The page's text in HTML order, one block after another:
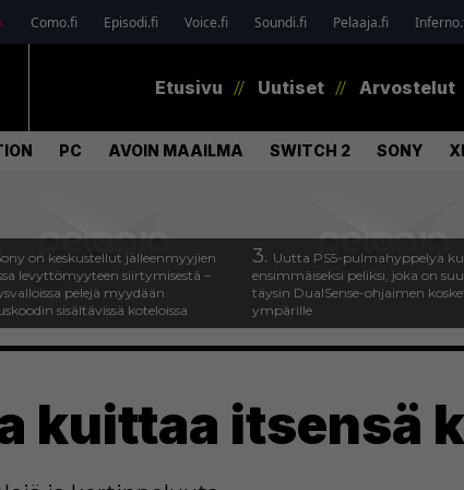
Como.fi Episodi.fi Voice.fi Soundi.fi Pelaaja.fi
Etusivu Uutiset Arvostelut
PC AVOIN MAAILMA SWITCH 2 SONY
on keskustellut jälleenmyyjien
levyttömyyteen siirtymisestä –
pelejä myydään
sisältävissä koteloissa
3. Uutta PS5-pulmahyppelyä
ensimmäiseksi peliksi, joka on
täysin DualSense-ohjaimen
ympärille
kuittaa itsensä